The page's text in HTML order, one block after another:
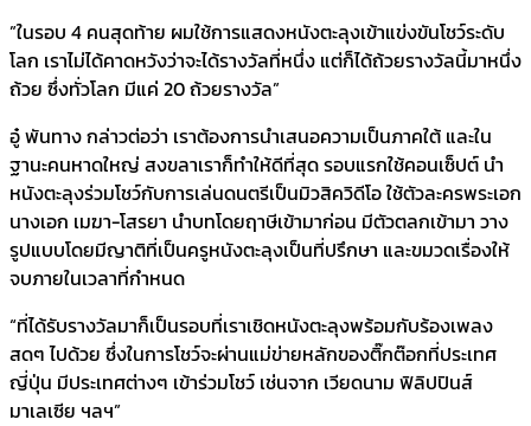
”ในรอบ 4 คนสุดท้าย ผมใช้การแสดงหนังตะลุงเข้าแข่งขันโชว์ระดับ
โลก เราไม่ได้คาดหวังว่าจะได้รางวัลที่หนึ่ง แต่ก็ได้ถ้วยรางวัลนี้มาหนึ่ง
ถ้วย ซึ่งทั่วโลก มีแค่ 20 ถ้วยรางวัล”
อู๋ พันทาง กล่าวต่อว่า เราต้องการนำเสนอความเป็นภาคใต้ และใน
ฐานะคนหาดใหญ่ สงขลาเราก็ทำให้ดีที่สุด รอบแรกใช้คอนเซ็ปต์ นำ
หนังตะลุงร่วมโชว์กับการเล่นดนตรีเป็นมิวสิควิดีโอ ใช้ตัวละครพระเอก
นางเอก เมฆา-โสรยา นำบทโดยฤาษีเข้ามาก่อน มีตัวตลกเข้ามา วาง
รูปแบบโดยมีญาติที่เป็นครูหนังตะลุงเป็นที่ปรึกษา และขมวดเรื่องให้
จบภายในเวลาที่กำหนด
“ที่ได้รับรางวัลมาก็เป็นรอบที่เราเชิดหนังตะลุงพร้อมกับร้องเพลง
สดๆ ไปด้วย ซึ่งในการโชว์จะผ่านแม่ข่ายหลักของติ๊กต๊อกที่ประเทศ
ญี่ปุ่น มีประเทศต่างๆ เข้าร่วมโชว์ เช่นจาก เวียดนาม ฟิลิปปินส์
มาเลเซีย ฯลฯ”